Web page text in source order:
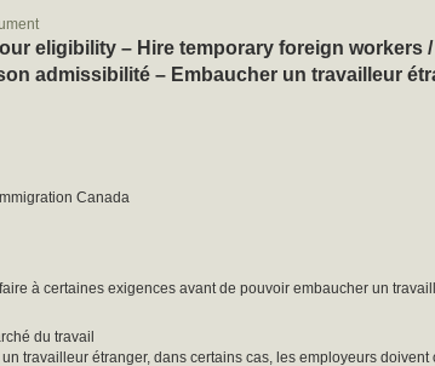
eligibility – Hire temporary foreign workers /
admissibilité – Embaucher un travailleur
Canada
à certaines exigences avant de pouvoir embaucher un
du travail
travailleur étranger, dans certains cas, les employeurs doivent